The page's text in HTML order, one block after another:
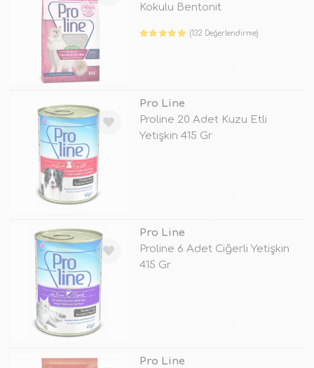
Kokulu Bentonit
(132 Değerlendirme)
Pro Line
Proline 20 Adet Kuzu Etli
Yetişkin 415 Gr
Pro Line
Proline 6 Adet Ciğerli Yetişkin
415 Gr
Pro Line